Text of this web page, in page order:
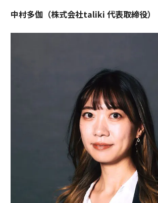
中村多伽（株式会社taliki 代表取締役）